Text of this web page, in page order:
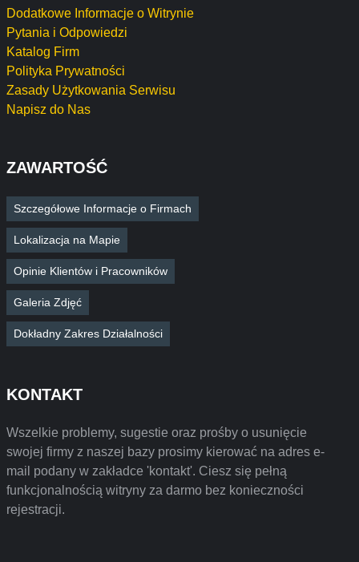
Dodatkowe Informacje o Witrynie
Pytania i Odpowiedzi
Katalog Firm
Polityka Prywatności
Zasady Użytkowania Serwisu
Napisz do Nas
ZAWARTOŚĆ
Szczegółowe Informacje o Firmach
Lokalizacja na Mapie
Opinie Klientów i Pracowników
Galeria Zdjęć
Dokładny Zakres Działalności
KONTAKT
Wszelkie problemy, sugestie oraz prośby o usunięcie
swojej firmy z naszej bazy prosimy kierować na adres e-
mail podany w zakładce 'kontakt'. Ciesz się pełną
funkcjonalnością witryny za darmo bez konieczności
rejestracji.